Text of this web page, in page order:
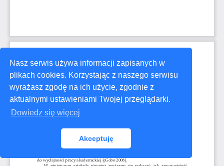
Nasz serwis używa informacji zapisanych w
plikach cookies. Korzystając z naszego serwisu
wyrażasz zgodę na ich użycie, zgodnie z
aktualnymi ustawieniami Twojej przeglądarki.
Dowiedz się więcej
Akceptuję